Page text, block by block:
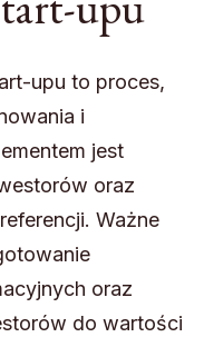
upu to proces,
i
jest
oraz
Ważne
oraz
do wartości